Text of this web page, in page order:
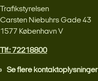
Trafikstyrelsen
Carsten Niebuhrs Gade 43
1577 København V
Tlf.: 72218800
Se flere kontaktoplysninger